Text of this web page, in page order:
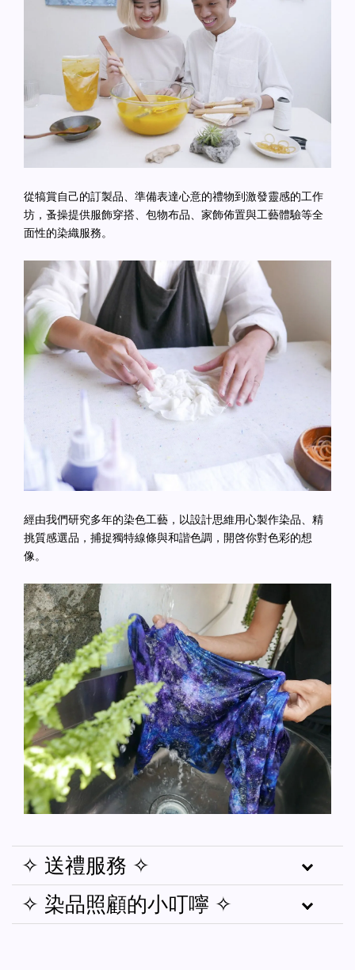
從犒賞自己的訂製品、準備表達心意的禮物到激發靈感的工作
坊，蚤操提供服飾穿搭、包物布品、家飾佈置與工藝體驗等全
面性的染織服務。
經由我們研究多年的染色工藝，以設計思維用心製作染品、精
挑質感選品，捕捉獨特線條與和諧色調，開啓你對色彩的想
像。
✧ 送禮服務 ✧
✧ 染品照顧的小叮嚀 ✧